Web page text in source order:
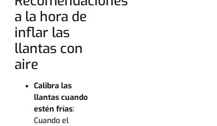
a la hora de
inflar las
llantas con
aire
Calibra las
llantas cuando
estén frías:
Cuando el